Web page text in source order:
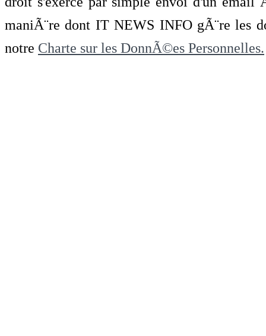
maniÃ¨re dont IT NEWS INFO gÃ¨re les
notre Charte sur les DonnÃ©es Personnelles.